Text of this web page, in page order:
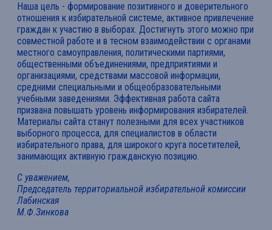
Наша цель - формирование позитивного и доверительного
отношения к избирательной системе, активное привлечение
граждан к участию в выборах. Достигнуть этого можно при
совместной работе и в тесном взаимодействии с органами
местного самоуправления, политическими партиями,
общественными объединениями, предприятиями и
организациями, средствами массовой информации,
средними специальными и общеобразовательными
учебными заведениями. Эффективная работа сайта
призвана повышать уровень информирования избирателей.
Материалы сайта станут полезными для всех участников
выборного процесса, для специалистов в области
избирательного права, для широкого круга посетителей,
занимающих активную гражданскую позицию.
С уважением,
Председатель территориальной избирательной комиссии
Лабинская
М.Ф.Зинкова